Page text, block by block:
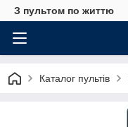
З пультом по життю
Каталог пультів